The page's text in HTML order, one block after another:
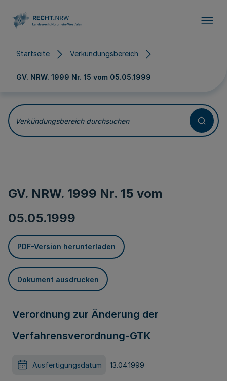
Startseite Verkündungsbereich
GV. NRW. 1999 Nr. 15 vom 05.05.1999
Verkündungsbereich durchsuchen
GV. NRW. 1999 Nr. 15 vom
05.05.1999
PDF-Version herunterladen
Dokument ausdrucken
Verordnung zur Änderung der
Verfahrensverordnung-GTK
Ausfertigungsdatum 13.04.1999